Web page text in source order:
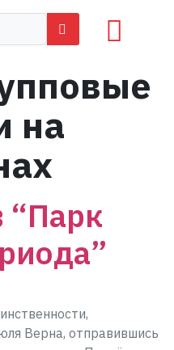
на
“Парк
Верна, отправившись